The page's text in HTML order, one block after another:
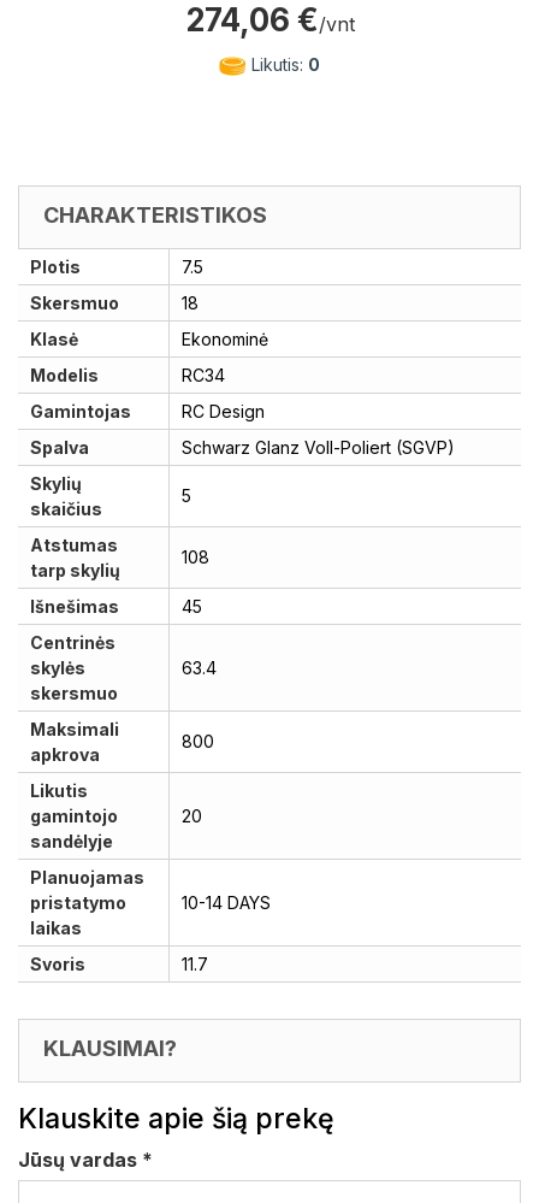
274,06 €/vnt
Likutis: 0
CHARAKTERISTIKOS
Plotis
7.5
Skersmuo
18
Klasė
Ekonominė
Modelis
RC34
Gamintojas
RC Design
Spalva
Schwarz Glanz Voll-Poliert (SGVP)
Skylių
skaičius
5
Atstumas
tarp skylių
108
Išnešimas
45
Centrinės
skylės
skersmuo
63.4
Maksimali
apkrova
800
Likutis
gamintojo
sandėlyje
20
Planuojamas
pristatymo
laikas
10-14 DAYS
Svoris 11.7
KLAUSIMAI?
Klauskite apie šią prekę
Jūsų vardas *